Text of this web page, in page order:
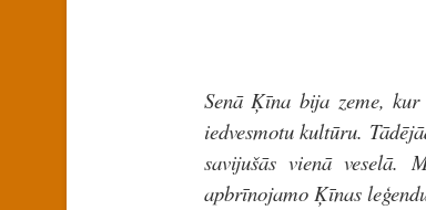
Senā Ķīna bija zeme,
iedvesmotu kultūru.
savijušās vienā veselā.
apbrīnojamo Ķīnas